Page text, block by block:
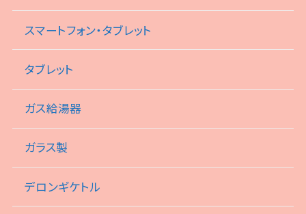
スマートフォン・タブレット
タブレット
ガス給湯器
ガラス製
デロンギケトル